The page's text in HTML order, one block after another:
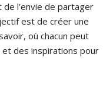
l’envie de partager
est de créer une
où chacun peut
des inspirations pour